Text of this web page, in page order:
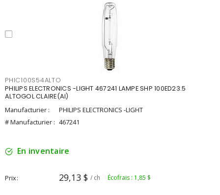
PHIC100S54ALTO
PHILIPS ELECTRONICS -LIGHT 467241 LAMPE SHP 100ED23.5
ALTOGOL CLAIRE(AI)
Manufacturier :
PHILIPS ELECTRONICS -LIGHT
# Manufacturier : 467241
En inventaire
Prix 29,13 $ / ch Écofrais : 1,85 $